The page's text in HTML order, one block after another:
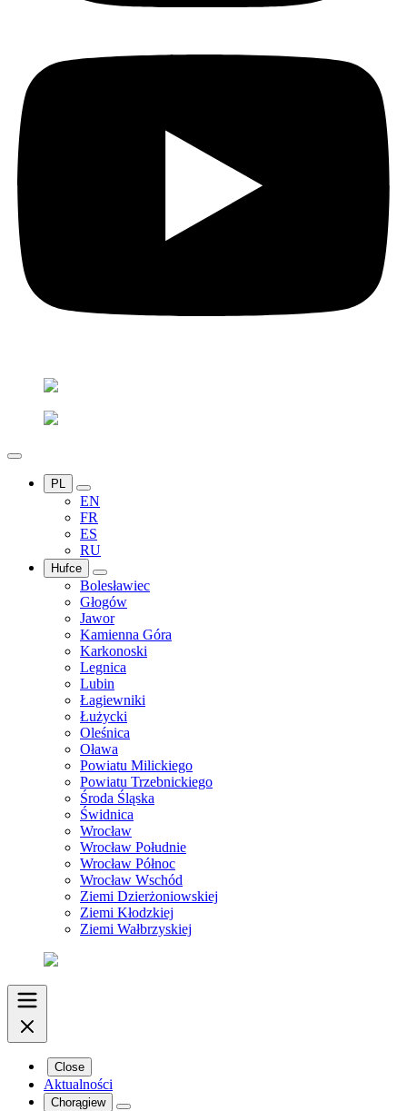
PL
EN
FR
ES
RU
Hufce
Bolesławiec
Głogów
Jawor
Kamienna Góra
Karkonoski
Legnica
Lubin
Łagiewniki
Łużycki
Oleśnica
Oława
Powiatu Milickiego
Powiatu Trzebnickiego
Środa Śląska
Świdnica
Wrocław
Wrocław Południe
Wrocław Północ
Wrocław Wschód
Ziemi Dzierżoniowskiej
Ziemi Kłodzkiej
Ziemi Wałbrzyskiej
Close
Aktualności
Chorągiew